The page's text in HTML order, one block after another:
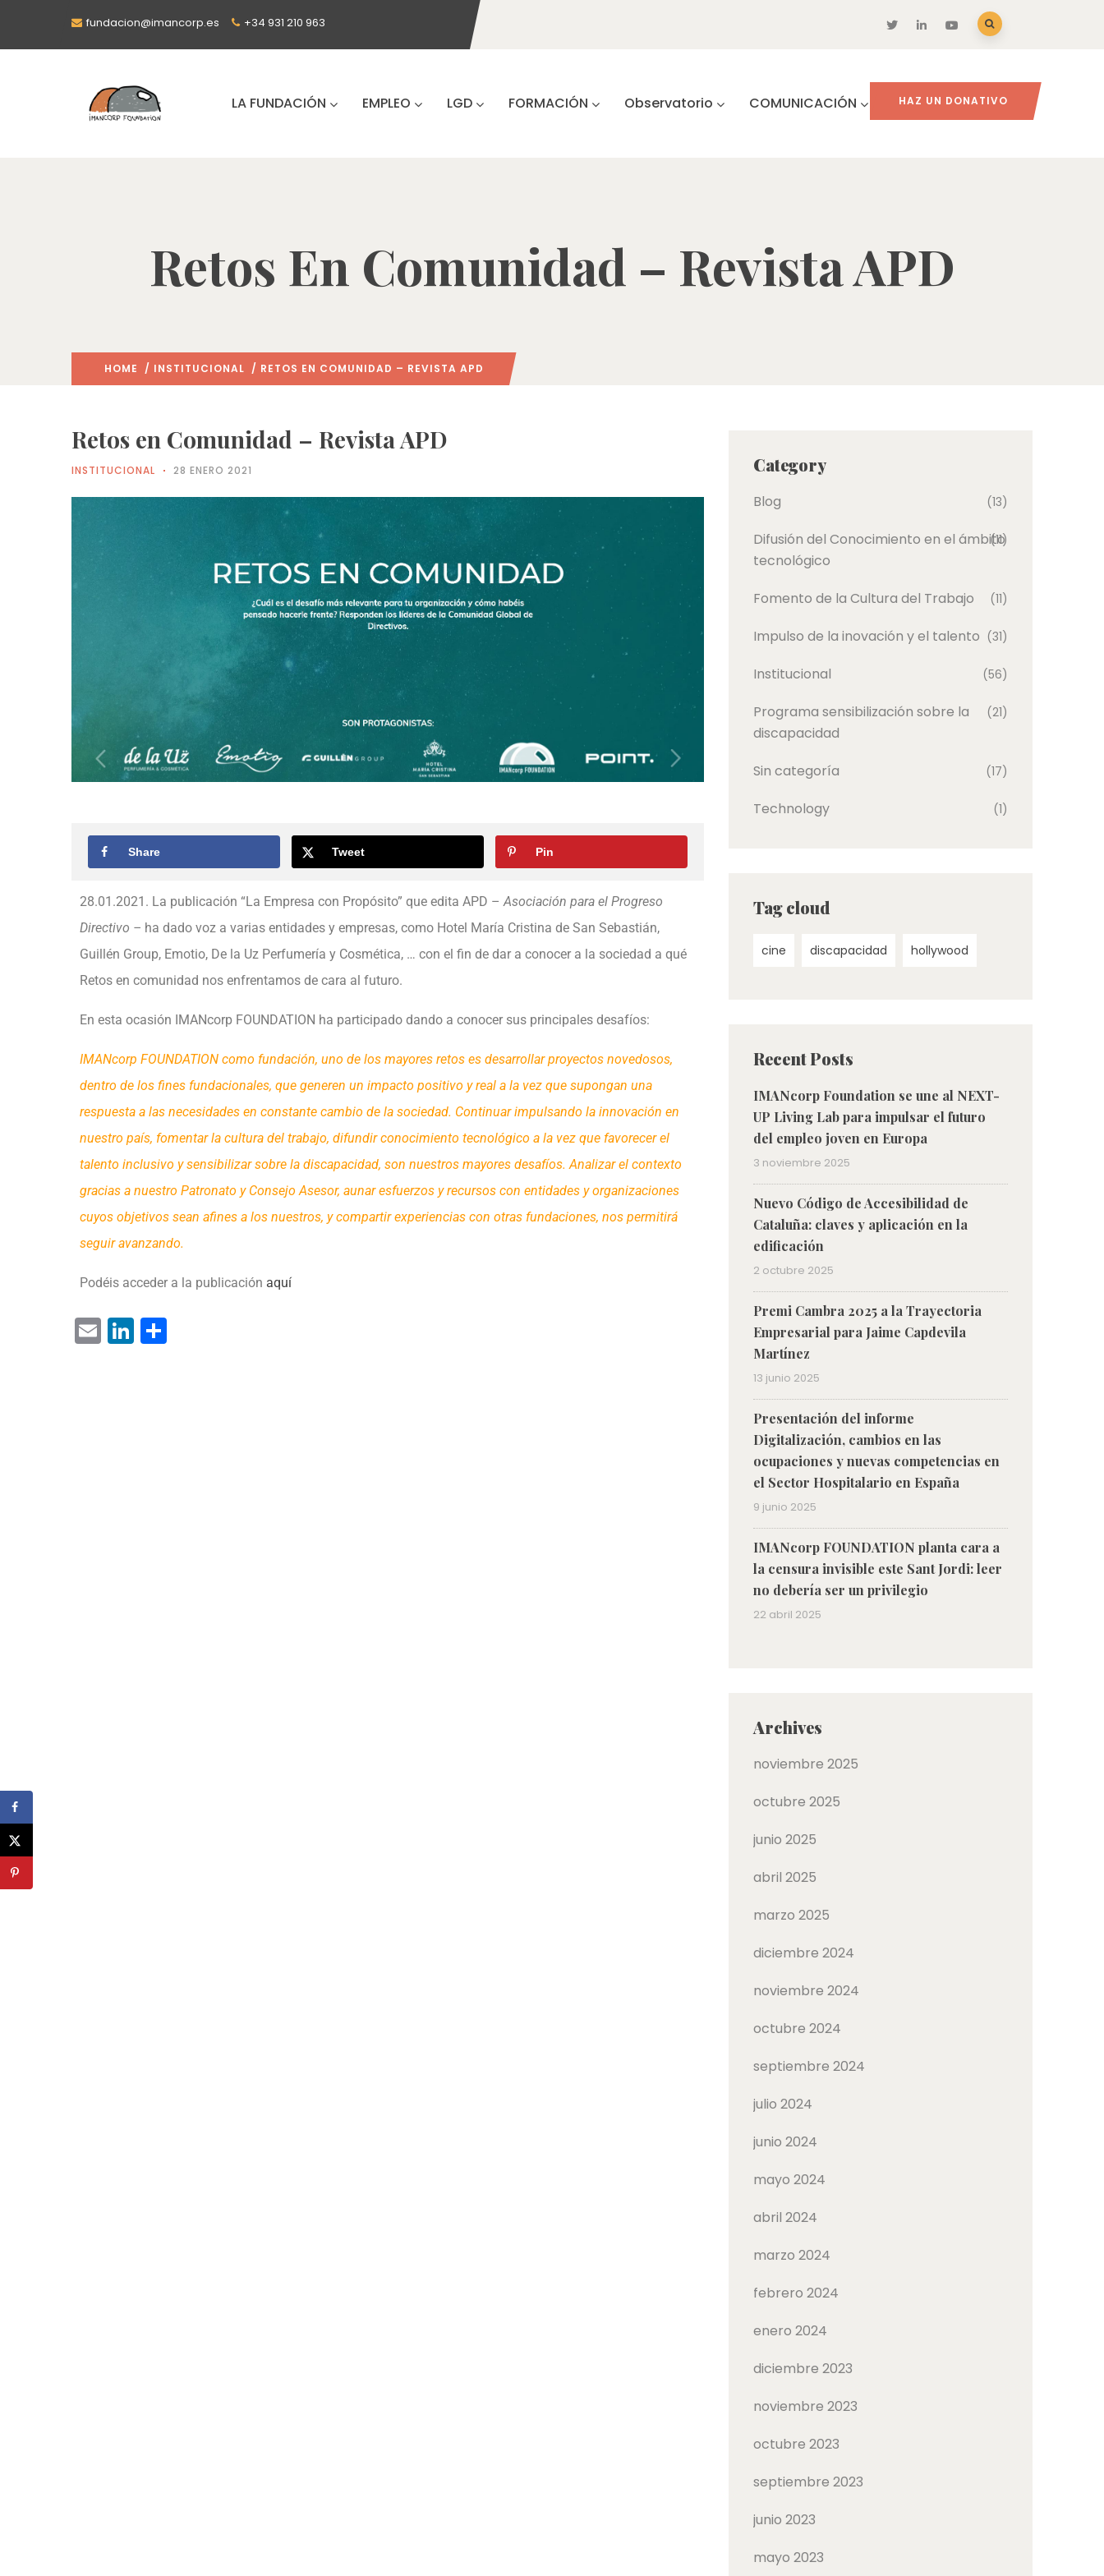
fundacion@imancorp.es +34 931 210 963
LA FUNDACIÓN EMPLEO LGD FORMACIÓN Observatorio COMUNICACIÓN HAZ UN DONATIVO
Retos En Comunidad – Revista APD
HOME / INSTITUCIONAL / RETOS EN COMUNIDAD – REVISTA APD
Retos en Comunidad – Revista APD
INSTITUCIONAL 28 ENERO 2021
Share Tweet Pin
28.01.2021. La publicación “La Empresa con Propósito” que edita APD –Asociación para el Progreso
Directivo – ha dado voz a varias entidades y empresas, como Hotel María Cristina de San Sebastián,
Guillén Group, Emotio, De la Uz Perfumería y Cosmética, … con el fin de dar a conocer a la sociedad a qué
Retos en comunidad nos enfrentamos de cara al futuro.
En esta ocasión IMANcorp FOUNDATION ha participado dando a conocer sus principales desafíos:
IMANcorp FOUNDATION como fundación, uno de los mayores retos es desarrollar proyectos novedosos,
dentro de los fines fundacionales, que generen un impacto positivo y real a la vez que supongan una
respuesta a las necesidades en constante cambio de la sociedad. Continuar impulsando la innovación en
nuestro país, fomentar la cultura del trabajo, difundir conocimiento tecnológico a la vez que favorecer el
talento inclusivo y sensibilizar sobre la discapacidad, son nuestros mayores desafíos. Analizar el contexto
gracias a nuestro Patronato y Consejo Asesor, aunar esfuerzos y recursos con entidades y organizaciones
cuyos objetivos sean afines a los nuestros, y compartir experiencias con otras fundaciones, nos permitirá
seguir avanzando.
Podéis acceder a la publicación aquí
E
m
Li
n
Category
Blog (13)
Difusión del Conocimiento en el ámbito
tecnológico
(11)
Fomento de la Cultura del Trabajo (11)
Impulso de la inovación y el talento (31)
Institucional (56)
Programa sensibilización sobre la
discapacidad
(21)
Sin categoría (17)
Technology (1)
Tag cloud
cine discapacidad hollywood
Recent Posts
IMANcorp Foundation se une al NEXT-
UP Living Lab para impulsar el futuro
del empleo joven en Europa
3 noviembre 2025
Nuevo Código de Accesibilidad de
Cataluña: claves y aplicación en la
edificación
2 octubre 2025
Premi Cambra 2025 a la Trayectoria
Empresarial para Jaime Capdevila
Martínez
13 junio 2025
Presentación del informe
Digitalización, cambios en las
ocupaciones y nuevas competencias en
el Sector Hospitalario en España
9 junio 2025
IMANcorp FOUNDATION planta cara a
la censura invisible este Sant Jordi: leer
no debería ser un privilegio
22 abril 2025
Archives
noviembre 2025
octubre 2025
junio 2025
abril 2025
marzo 2025
diciembre 2024
noviembre 2024
octubre 2024
septiembre 2024
julio 2024
junio 2024
mayo 2024
abril 2024
marzo 2024
febrero 2024
enero 2024
diciembre 2023
noviembre 2023
octubre 2023
septiembre 2023
junio 2023
mayo 2023